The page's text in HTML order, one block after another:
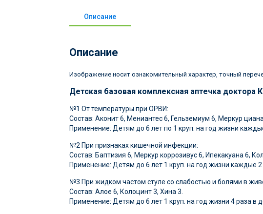
Описание
Описание
Изображение носит ознакомительный характер, точный
Детская базовая комплексная аптечка доктора
№1 От температуры при ОРВИ:
Состав: Аконит 6, Мениантес 6, Гельземиум 6, Меркур
Применение: Детям до 6 лет по 1 круп. на год жизни
№2 При признаках кишечной инфекции:
Состав: Баптизия 6, Меркур коррозивус 6, Ипекакуана 6,
Применение: Детям до 6 лет 1 круп. на год жизни каждые
№3 При жидком частом стуле со слабостью и болями в
Состав: Алое 6, Колоцинт 3, Хина 3.
Применение: Детям до 6 лет 1 круп. на год жизни 4 раза в